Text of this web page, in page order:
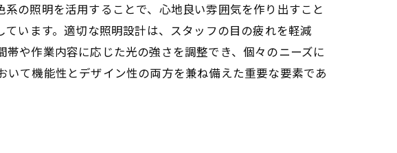
計の秘密
の照明を活用することで、心地良い雰囲気を作り出すこと
います。適切な照明設計は、スタッフの目の疲れを軽減
や作業内容に応じた光の強さを調整でき、個々のニーズに
て機能性とデザイン性の両方を兼ね備えた重要な要素であ